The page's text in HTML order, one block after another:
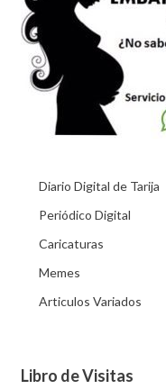
Diario Digital de Tarija
Periódico Digital
Caricaturas
Memes
Articulos Variados
Libro de Visitas